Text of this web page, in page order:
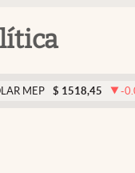
$ 1518,45 -0.05 %